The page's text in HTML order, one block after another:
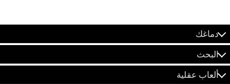
دماغك
البحث
ألعاب عقلية